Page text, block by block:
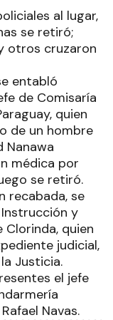
al lugar,
se retiró;
otros cruzaron
entabló
de Comisaría
quien
de un hombre
Nanawa
médica por
se retiró.
recabada, se
y
Clorinda, quien
judicial,
Justicia.
el jefe
Navas.